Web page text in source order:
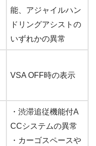
能、アジャイルハン
ドリングアシストの
いずれかの異常
VSA OFF時の表示
・渋滞追従機能付A
CCシステムの異常
・カーゴスペースや